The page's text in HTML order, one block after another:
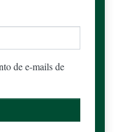
de e-mails de